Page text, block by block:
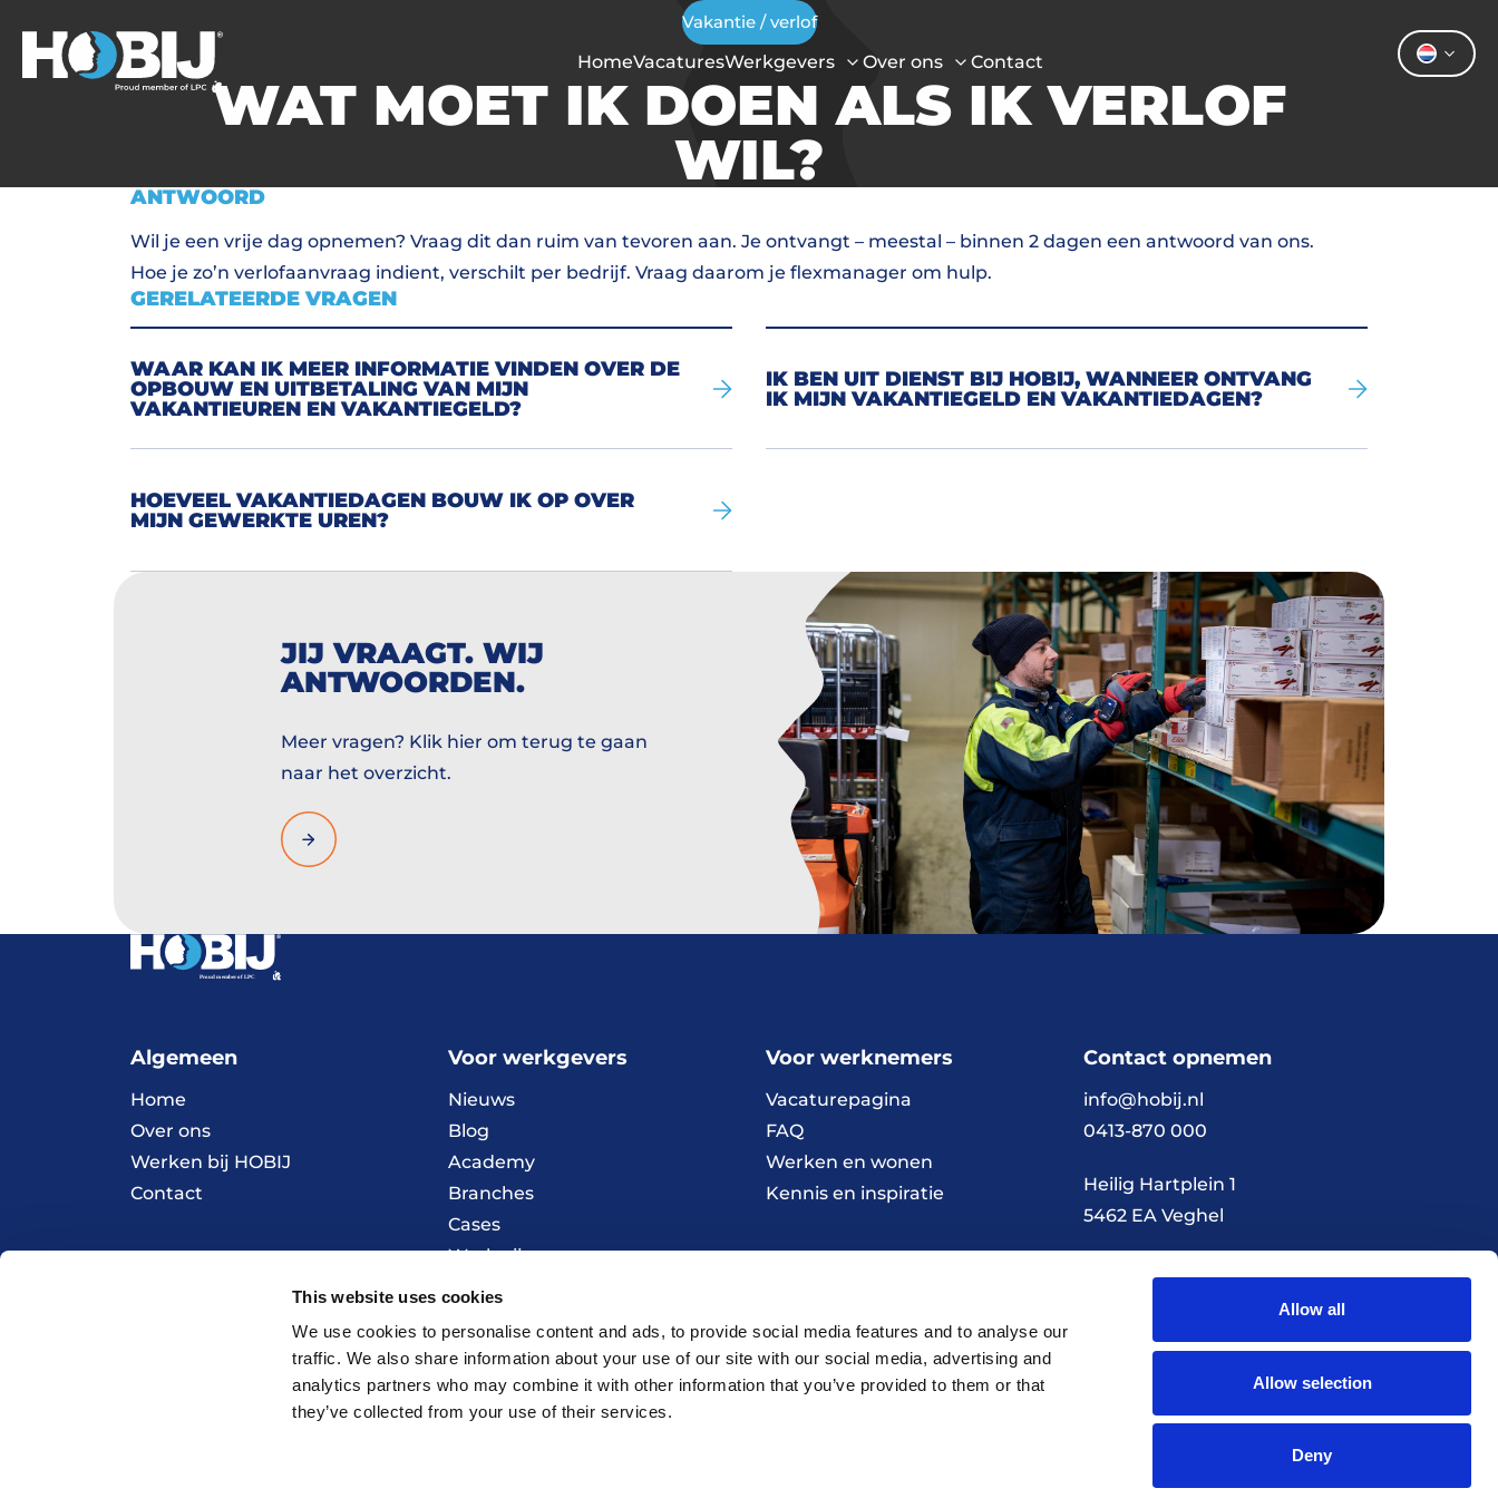
This website uses cookies
We use cookies to personalise content and ads, to provide social media features and to analyse our
traffic. We also share information about your use of our site with our social media, advertising and
analytics partners who may combine it with other information that you’ve provided to them or that
they’ve collected from your use of their services.
Allow all
Allow selection
Deny
HomeVacaturesWerkgevers Over ons Contact
Vakantie / verlof
WAT MOET IK DOEN ALS IK VERLOF
WIL?
ANTWOORD
Wil je een vrije dag opnemen? Vraag dit dan ruim van tevoren aan. Je ontvangt – meestal – binnen 2 dagen een antwoord van ons.
Hoe je zo’n verlofaanvraag indient, verschilt per bedrijf. Vraag daarom je flexmanager om hulp.
GERELATEERDE VRAGEN
WAAR KAN IK MEER INFORMATIE VINDEN OVER DE
OPBOUW EN UITBETALING VAN MIJN
VAKANTIEUREN EN VAKANTIEGELD?
IK BEN UIT DIENST BIJ HOBIJ, WANNEER ONTVANG
IK MIJN VAKANTIEGELD EN VAKANTIEDAGEN?
HOEVEEL VAKANTIEDAGEN BOUW IK OP OVER
MIJN GEWERKTE UREN?
JIJ VRAAGT. WIJ
ANTWOORDEN.
Meer vragen? Klik hier om terug te gaan
naar het overzicht.
Algemeen
Home
Over ons
Werken bij HOBIJ
Contact
Voor werkgevers
Nieuws
Blog
Academy
Branches
Cases
Werkwijze
Voor werknemers
Vacaturepagina
FAQ
Werken en wonen
Kennis en inspiratie
Contact opnemen
info@hobij.nl
0413-870 000
Heilig Hartplein 1
5462 EA Veghel
Algemene voorwaarden
Realisatie door Every Day